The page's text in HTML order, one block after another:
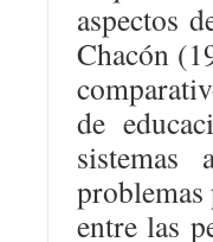
aspectos
Chacón
de
sistemas
entre las